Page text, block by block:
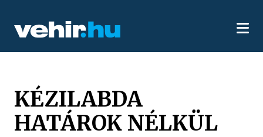
KÉZILABDA
HATÁROK NÉLKÜL